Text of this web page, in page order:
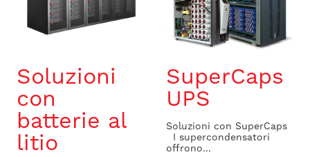
Soluzioni
con
batterie al
litio
SuperCaps
UPS
Soluzioni con SuperCaps
I supercondensatori
offrono...